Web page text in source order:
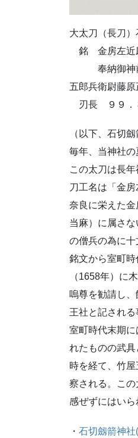
大太刀（長刀
銘 金房左近
奉納御神前御
五郎兵衛尉藤原
刃長 ９９．
（以下、石切
毎年、当神社の
この太刀は長
刀工名は「金
奈良に栄えた金
当麻）に属さ
の僧兵の為に十
銘文から室町
（1658年）に
嗚尊を勧請し
王社と記される
室町時代末期
れたものの武
時を経て、竹
察される。こ
感ぜずにはいら
・ 石切劔箭神